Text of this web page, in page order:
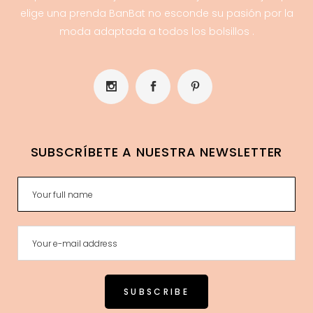
elige una prenda BanBat no esconde su pasión por la
moda adaptada a todos los bolsillos .
SUBSCRÍBETE A NUESTRA NEWSLETTER